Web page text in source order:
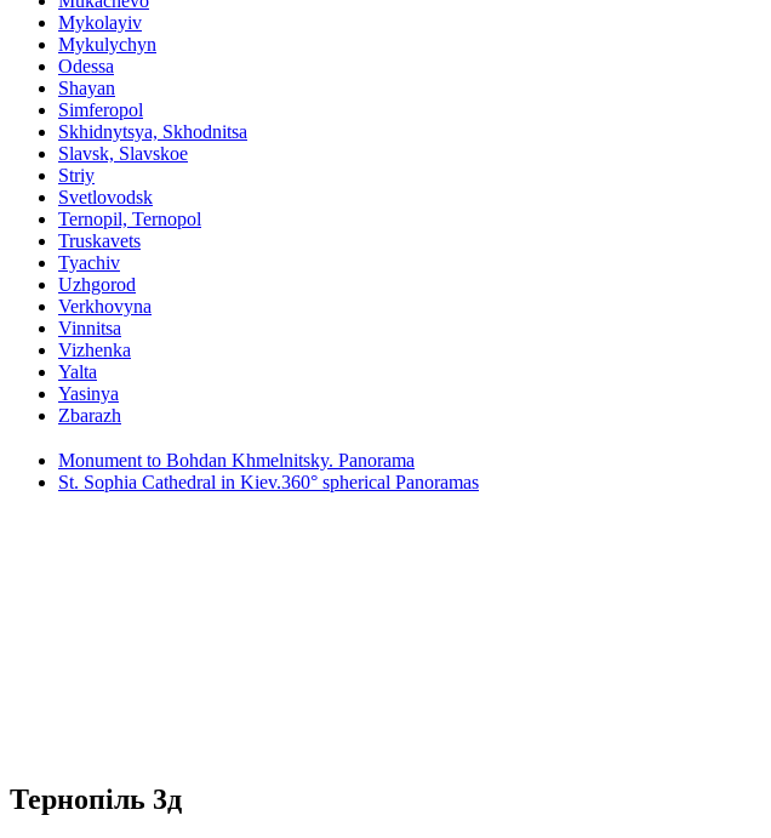
Mykolayiv
Mykulychyn
Odessa
Shayan
Simferopol
Skhidnytsya, Skhodnitsa
Slavsk, Slavskoe
Striy
Svetlovodsk
Ternopil, Ternopol
Truskavets
Tyachiv
Uzhgorod
Verkhovyna
Vinnitsa
Vizhenka
Yalta
Yasinya
Zbarazh
Monument to Bohdan Khmelnitsky. Panorama
St. Sophia Cathedral in Kiev.360° spherical Panoramas
Тернопіль 3д